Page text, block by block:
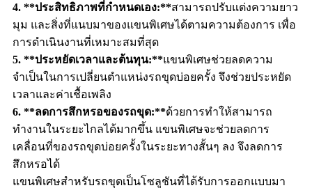
4. **ประสิทธิภาพที่กำหนดเอง:**สามารถปรับแต่งความยาว
มุม และสิ่งที่แนบมาของแขนพิเศษได้ตามความต้องการ เพื่อ
การดำเนินงานที่เหมาะสมที่สุด
5. **ประหยัดเวลาและต้นทุน:**แขนพิเศษช่วยลดความ
จำเป็นในการเปลี่ยนตำแหน่งรถขุดบ่อยครั้ง จึงช่วยประหยัด
เวลาและค่าเชื้อเพลิง
6. **ลดการสึกหรอของรถขุด:**ด้วยการทำให้สามารถ
ทำงานในระยะไกลได้มากขึ้น แขนพิเศษจะช่วยลดการ
เคลื่อนที่ของรถขุดบ่อยครั้งในระยะทางสั้นๆ ลง จึงลดการ
สึกหรอได้
แขนพิเศษสำหรับรถขุดเป็นโซลูชันที่ได้รับการออกแบบมา